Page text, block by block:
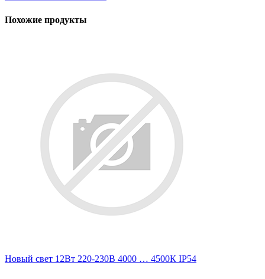
Похожие продукты
Новый свет 12Вт 220-230В 4000 … 4500К IP54